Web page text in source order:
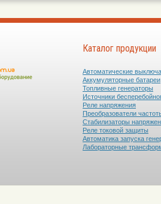
Каталог продукции
Автоматические
Аккумуляторные батареи
Топливные генераторы
Источники
Реле напряжения
Преобразователи
Стабилизаторы
Реле токовой защиты
Автоматика запуска
Лабораторные